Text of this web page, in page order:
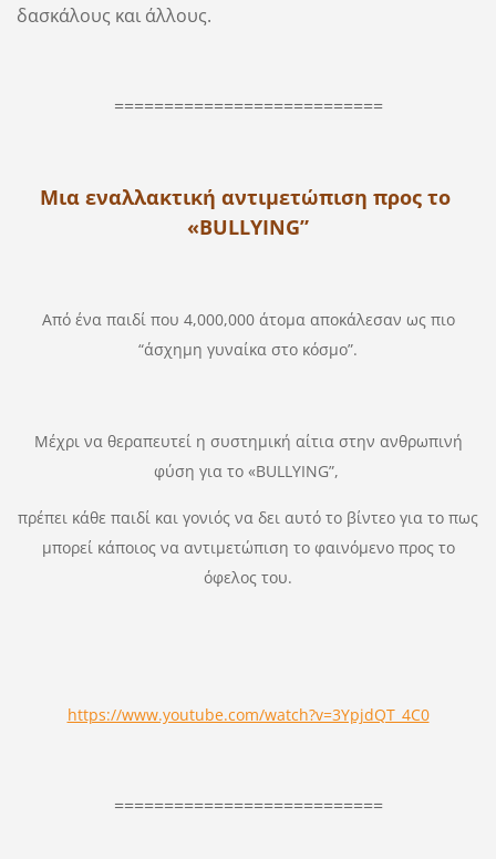
δασκάλους και άλλους.
===========================
Μια εναλλακτική αντιμετώπιση προς το
«BULLYING”
Από ένα παιδί που 4,000,000 άτομα αποκάλεσαν ως πιο
“άσχημη γυναίκα στο κόσμο”.
Μέχρι να θεραπευτεί η συστημική αίτια στην ανθρωπινή
φύση για το «BULLYING”,
πρέπει κάθε παιδί και γονιός να δει αυτό το βίντεο για το πως
μπορεί κάποιος να αντιμετώπιση το φαινόμενο προς το
όφελος του.
https://www.youtube.com/watch?v=3YpjdQT_4C0
===========================